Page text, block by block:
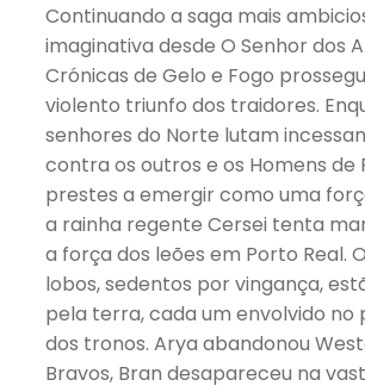
Continuando a saga mais
imaginativa desde O Senhor dos
Crónicas de Gelo e Fogo
violento triunfo dos traidores.
senhores do Norte lutam
contra os outros e os Homens de
prestes a emergir como uma
a rainha regente Cersei tenta
a força dos leões em Porto Real.
lobos, sedentos por vingança,
pela terra, cada um envolvido no
dos tronos. Arya abandonou
Bravos, Bran desapareceu na